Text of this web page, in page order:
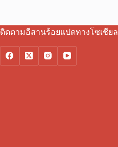
ติดตามอีสานร้อยแปดทางโซเชียล